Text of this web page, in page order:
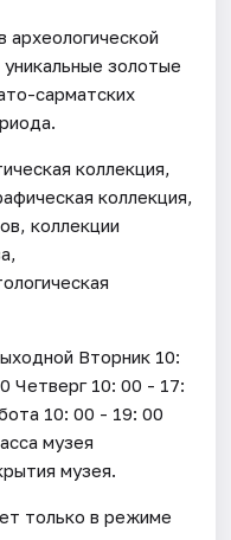
золотые
сарматских
коллекция,
коллекция,
коллекции
Вторник 10:
Четверг 10: 00 - 17:
10: 00 - 19: 00
музея
музея.
только в режиме